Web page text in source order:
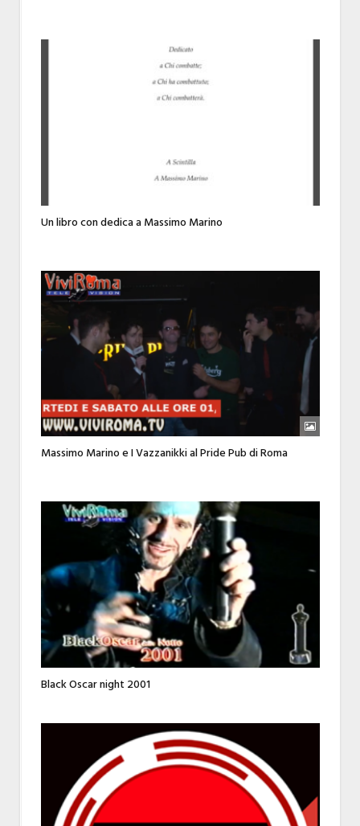
Un libro con dedica a Massimo Marino
Massimo Marino e I Vazzanikki al Pride Pub di Roma
Black Oscar night 2001